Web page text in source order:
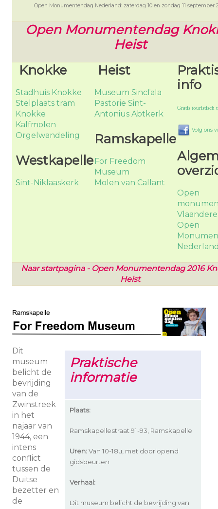
Open Monumentendag Nederland: zaterdag 10 en zondag 11 september
Open Monumentendag
Heist
Knokke
Stadhuis Knokke
Stelplaats tram
Knokke
Kalfmolen
Orgelwandeling
Westkapelle
Sint-Niklaaskerk
Heist
Museum Sincfala
Pastorie Sint-
Antonius Abtkerk
Ramskapelle
For Freedom
Museum
Molen van Callant
info
Gratis touristisch
Volg ons
Open
Open
Naar startpagina - Open Monumentendag 2016
Heist
Praktische
informatie
Plaats:
Ramskapellestraat 91-93, Ramskapelle
Uren:Van 10-18u, met doorlopend
gidsbeurten
Verhaal:
Dit museum belicht de bevrijding van
Dit
museum
belicht de
bevrijding
van de
Zwinstreek
in het
najaar van
1944, een
intens
conflict
tussen de
Duitse
bezetter en
de